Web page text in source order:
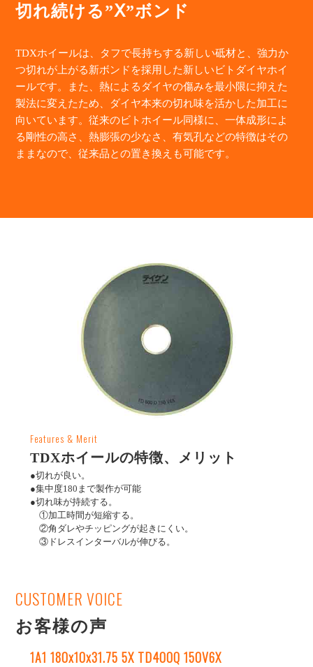
切れ続ける”Ⅹ”ボンド
TDXホイールは、タフで長持ちする新しい砥材と、強力か
つ切れが上がる新ボンドを採用した新しいビトダイヤホイ
ールです。また、熱によるダイヤの傷みを最小限に抑えた
製法に変えたため、ダイヤ本来の切れ味を活かした加工に
向いています。従来のビトホイール同様に、一体成形によ
る剛性の高さ、熱膨張の少なさ、有気孔などの特徴はその
ままなので、従来品との置き換えも可能です。
Features & Merit
TDXホイールの特徴、メリット
●切れが良い。
●集中度180まで製作が可能
●切れ味が持続する。
①加工時間が短縮する。
②角ダレやチッピングが起きにくい。
③ドレスインターバルが伸びる。
CUSTOMER VOICE
お客様の声
1A1 180x10x31.75 5X TD400Q 150V6X